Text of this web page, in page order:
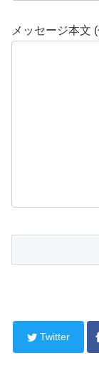
メッセージ本文
Twitter